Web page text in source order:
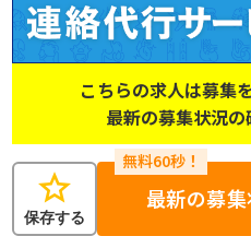
こちらの求人は募集
最新の募集状況の
star
保存する
最新の募